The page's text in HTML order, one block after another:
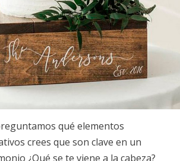
qué elementos
crees que son clave en un
¿Qué se te viene a la cabeza?